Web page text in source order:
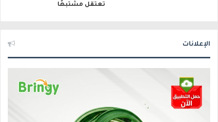
تعتقل مشتبهًا
الإعلانات